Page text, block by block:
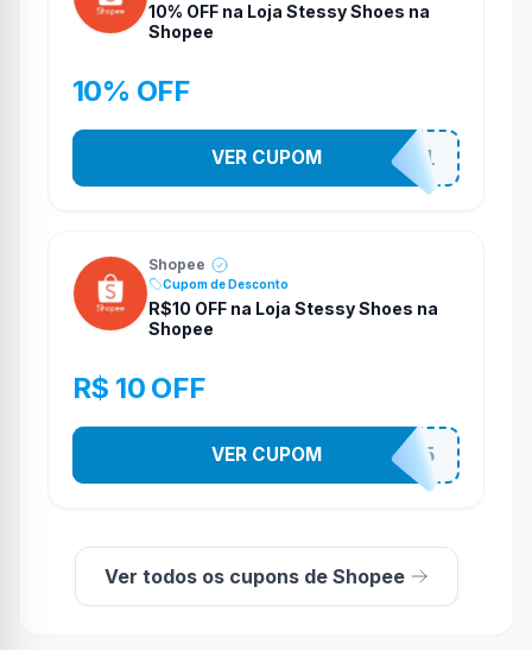
10% OFF na Loja Stessy Shoes na
Shopee
10% OFF
STES2541
VER CUPOM
Shopee
Cupom de Desconto
R$10 OFF na Loja Stessy Shoes na
Shopee
R$ 10 OFF
STES2525
VER CUPOM
Ver todos os cupons de Shopee